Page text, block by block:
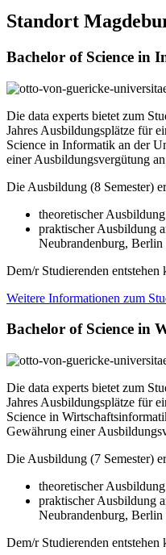
Standort
Bachelor of Science in
Die data experts bietet zum
Jahres Ausbildungsplätze für
Science in Informatik an der
einer Ausbildungsvergütung
Die Ausbildung (8 Semester)
theoretischer
praktischer Ausbildung
Neubrandenburg,
Dem/r Studierenden entstehen
Weitere Informationen zum
Bachelor of Science in
Die data experts bietet zum
Jahres Ausbildungsplätze für
Science in
Gewährung einer
Die Ausbildung (7 Semester)
theoretischer
praktischer Ausbildung
Neubrandenburg,
Dem/r Studierenden entstehen